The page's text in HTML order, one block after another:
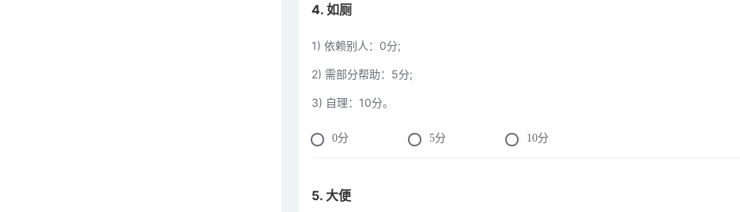
4. 如厕
1) 依赖别人：0分;
2) 需部分帮助：5分;
3) 自理：10分。
0分 5分 10分
5. 大便